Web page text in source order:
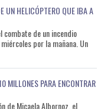
UN HELICÓPTERO QUE IBA A
de un incendio
por la mañana. Un
MILLONES PARA ENCONTRAR
de Micaela Albornoz, el